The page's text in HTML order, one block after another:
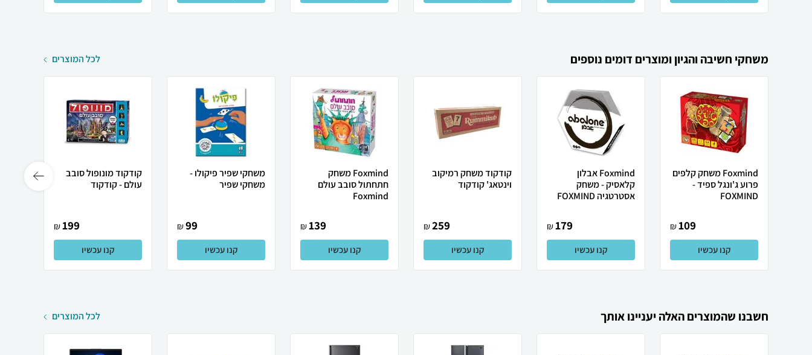
משחקי חשיבה והגיון ומוצרים דומים נוספים לכל המוצרים
Foxmind משחק קלפים
פרוע ג'ונגל ספיד -
FOXMIND
109
₪
קנו עכשיו
Foxmind אבלון
קלאסיק - משחק
אסטרטגיה FOXMIND
179
₪
קנו עכשיו
קודקוד משחק רמיקוב
וינטאג' קודקוד
259
₪
קנו עכשיו
Foxmind משחק
חתחתול סובב עולם
Foxmind
139
₪
קנו עכשיו
משחקי שפיר פיקולו -
משחקי שפיר
99
₪
קנו עכשיו
קודקוד מונופול סובב
עולם - קודקוד
199
₪
קנו עכשיו
חשבנו שהמוצרים האלה יעניינו אותך לכל המוצרים